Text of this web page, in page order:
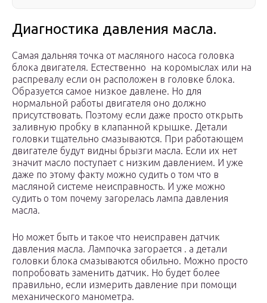
Диагностика давления масла.
Самая дальняя точка от масляного насоса головка
блока двигателя. Естественно на коромыслах или на
распревалу если он расположен в головке блока.
Образуется самое низкое давлене. Но для
нормальной работы двигателя оно должно
присутствовать. Поэтому если даже просто открыть
заливную пробку в клапанной крышке. Детали
головки тщательно смазываются. При работающем
двигателе будут видны брызги масла. Если их нет
значит масло поступает с низким давлением. И уже
даже по этому факту можно судить о том что в
масляной системе неисправность. И уже можно
судить о том почему загорелась лампа давления
масла.
Но может быть и такое что неисправен датчик
давления масла. Лампочка загорается . а детали
головки блока смазываются обильно. Можно просто
попробовать заменить датчик. Но будет более
правильно, если измерить давление при помощи
механического манометра.